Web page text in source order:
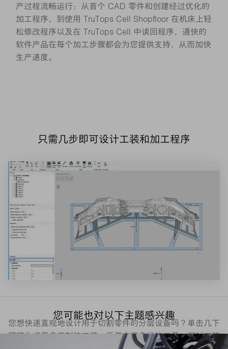
产过程流畅运行：从首个 CAD 零件和创建经过优化的
加工程序，到使用 TruTops Cell Shopfloor 在机床上轻
松修改程序以及在 TruTops Cell 中读回程序，通快的
软件产品在每个加工步骤都会为您提供支持，从而加快
生产速度。
只需几步即可设计工装和加工程序
您想快速直观地设计用于切割零件的分层设备吗？单击几下
即可生成量身定制的工装。凭借丰富多样的工具，可对工装
您可能也对以下主题感兴趣